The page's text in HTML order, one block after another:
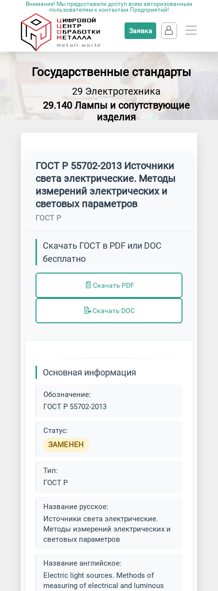
Внимание! Мы предоставили доступ всем авторизованным
пользователям к контактам Предприятий!
Заявка
Государственные стандарты
29 Электротехника
29.140 Лампы и сопутствующие
изделия
ГОСТ Р 55702-2013 Источники
света электрические. Методы
измерений электрических и
световых параметров
ГОСТ Р
Скачать ГОСТ в PDF или DOC
бесплатно
📄 Скачать PDF
📝Скачать DOC
Основная информация
Обозначение:
ГОСТ Р 55702-2013
Статус:
ЗАМЕНЕН
Тип:
ГОСТ Р
Название русское:
Источники света электрические.
Методы измерений электрических и
световых параметров
Название английское:
Electric light sources. Methods of
measuring of electrical and luminous